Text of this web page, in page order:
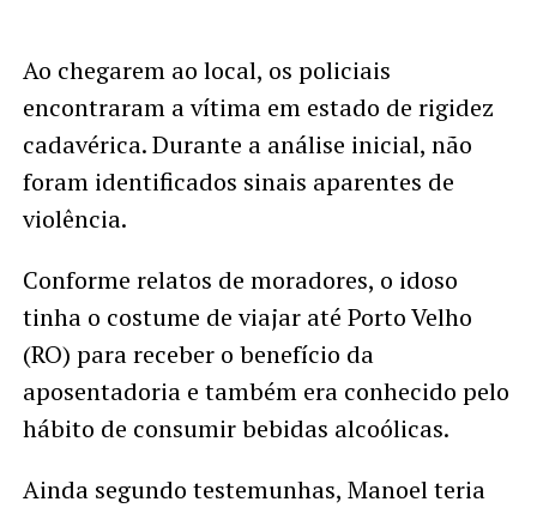
Ao chegarem ao local, os policiais
encontraram a vítima em estado de rigidez
cadavérica. Durante a análise inicial, não
foram identificados sinais aparentes de
violência.
Conforme relatos de moradores, o idoso
tinha o costume de viajar até Porto Velho
(RO) para receber o benefício da
aposentadoria e também era conhecido pelo
hábito de consumir bebidas alcoólicas.
Ainda segundo testemunhas, Manoel teria